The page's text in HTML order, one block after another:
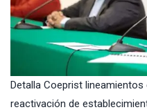
Detalla Coeprist
reactivación de